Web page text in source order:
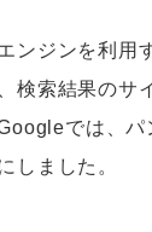
ンジンを利用
検索結果のサ
では、
しました。